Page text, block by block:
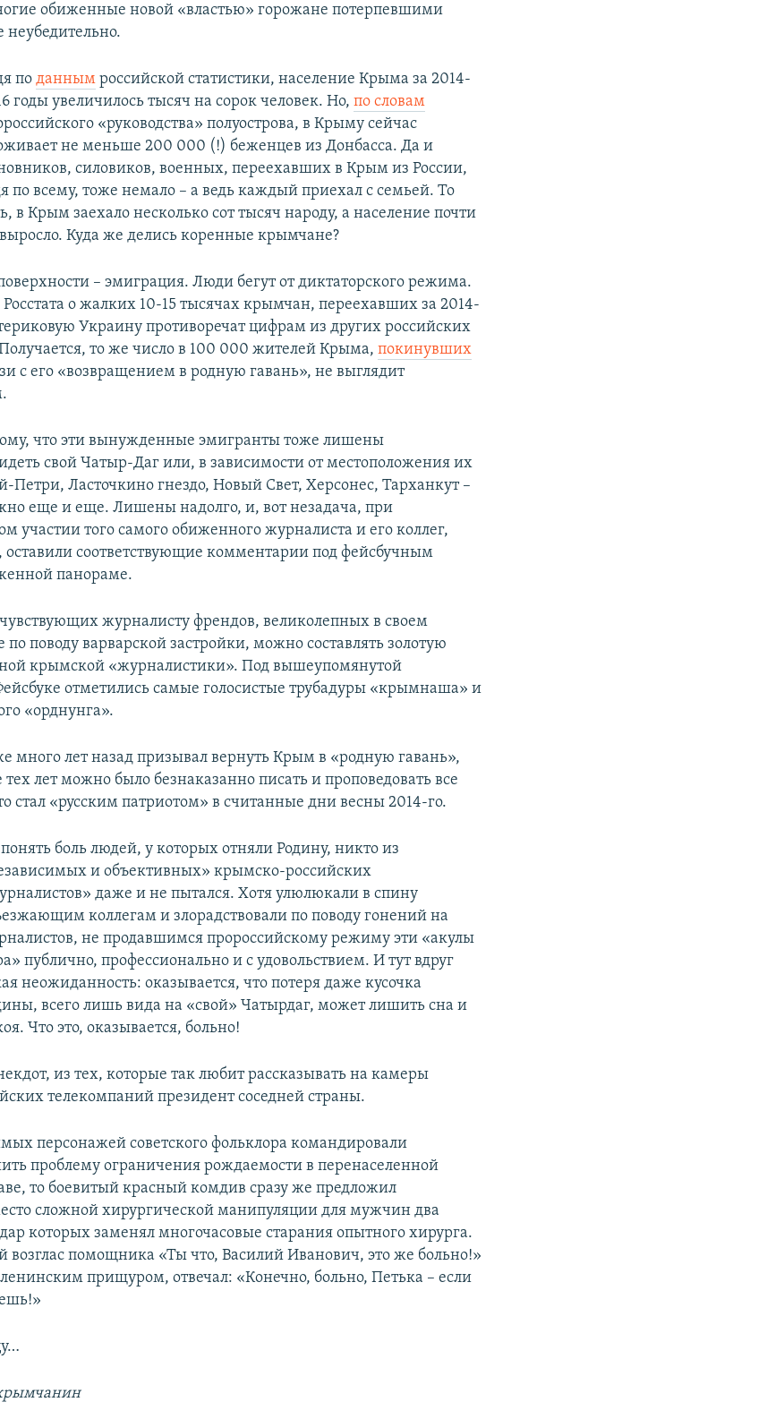
обиженные новой «властью» горожане потерпевшими
неубедительно.
по даннымроссийской статистики, население Крыма за 2014-
годы увеличилось тысяч на сорок человек. Но, по словам
«руководства» полуострова, в Крыму сейчас
не меньше 200 000 (!) беженцев из Донбасса. Да и
силовиков, военных, переехавших в Крым из России,
по всему, тоже немало – а ведь каждый приехал с семьей. То
в Крым заехало несколько сот тысяч народу, а население почти
Куда же делись коренные крымчане?
– эмиграция. Люди бегут от диктаторского режима.
о жалких 10-15 тысячах крымчан, переехавших за 2014-
Украину противоречат цифрам из других российских
то же число в 100 000 жителей Крыма,покинувших
с его «возвращением в родную гавань», не выглядит
что эти вынужденные эмигранты тоже лишены
свой Чатыр-Даг или, в зависимости от местоположения их
Петри, Ласточкино гнездо, Новый Свет, Херсонес, Тарханкут –
еще и еще. Лишены надолго, и, вот незадача, при
участии того самого обиженного журналиста и его коллег,
оставили соответствующие комментарии под фейсбучным
панораме.
журналисту френдов, великолепных в своем
по поводу варварской застройки, можно составлять золотую
крымской «журналистики». Под вышеупомянутой
отметились самые голосистые трубадуры «крымнаша» и
«орднунга».
много лет назад призывал вернуть Крым в «родную гавань»,
тех лет можно было безнаказанно писать и проповедовать все
стал «русским патриотом» в считанные дни весны 2014-го.
боль людей, у которых отняли Родину, никто из
и объективных» крымско-российских
даже и не пытался. Хотя улюлюкали в спину
коллегам и злорадствовали по поводу гонений на
не продавшимся пророссийскому режиму эти «акулы
публично, профессионально и с удовольствием. И тут вдруг
неожиданность: оказывается, что потеря даже кусочка
всего лишь вида на «свой» Чатырдаг, может лишить сна и
Что это, оказывается, больно!
из тех, которые так любит рассказывать на камеры
телекомпаний президент соседней страны.
персонажей советского фольклора командировали
проблему ограничения рождаемости в перенаселенной
то боевитый красный комдив сразу же предложил
сложной хирургической манипуляции для мужчин два
которых заменял многочасовые старания опытного хирурга.
возглас помощника «Ты что, Василий Иванович, это же больно!»
прищуром, отвечал: «Конечно, больно, Петька – если